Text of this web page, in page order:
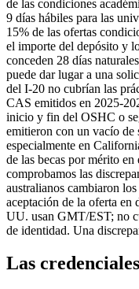
de las condiciones
9 días hábiles para las
15% de las ofertas
el importe del depósito y
conceden 28 días
puede dar lugar a una
del I-20 no cubrían las
CAS emitidos en 2025-
inicio y fin del OSHC o
emitieron con un vacío de
especialmente en
de las becas por mérito
comprobamos las
australianos cambiaron
aceptación de la oferta
UU. usan GMT/EST; no
de identidad. Una
Las